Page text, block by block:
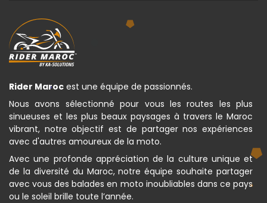
Rider Maroc est une équipe de passionnés.
Nous avons sélectionné pour vous les routes les plus
sinueuses et les plus beaux paysages à travers le Maroc
vibrant, notre objectif est de partager nos expériences
avec d'autres amoureux de la moto.
Avec une profonde appréciation de la culture unique et
de la diversité du Maroc, notre équipe souhaite partager
avec vous des balades en moto inoubliables dans ce pays
ou le soleil brille toute l’année.